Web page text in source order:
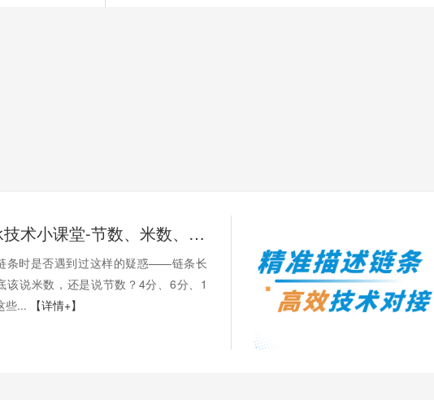
链承技术小课堂-节数、米数、寸、分：链条的计量单位，你分得清吗？
条时是否遇到过这样的疑惑——链条长
该说米数，还是说节数？4分、6分、1
些...
【详情+】